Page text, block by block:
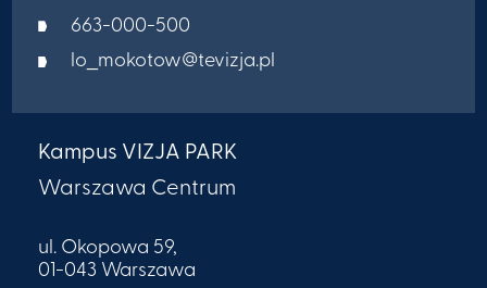
663-000-500
lo_mokotow@tevizja.pl
Kampus VIZJA PARK
Warszawa Centrum
ul. Okopowa 59,
01-043 Warszawa